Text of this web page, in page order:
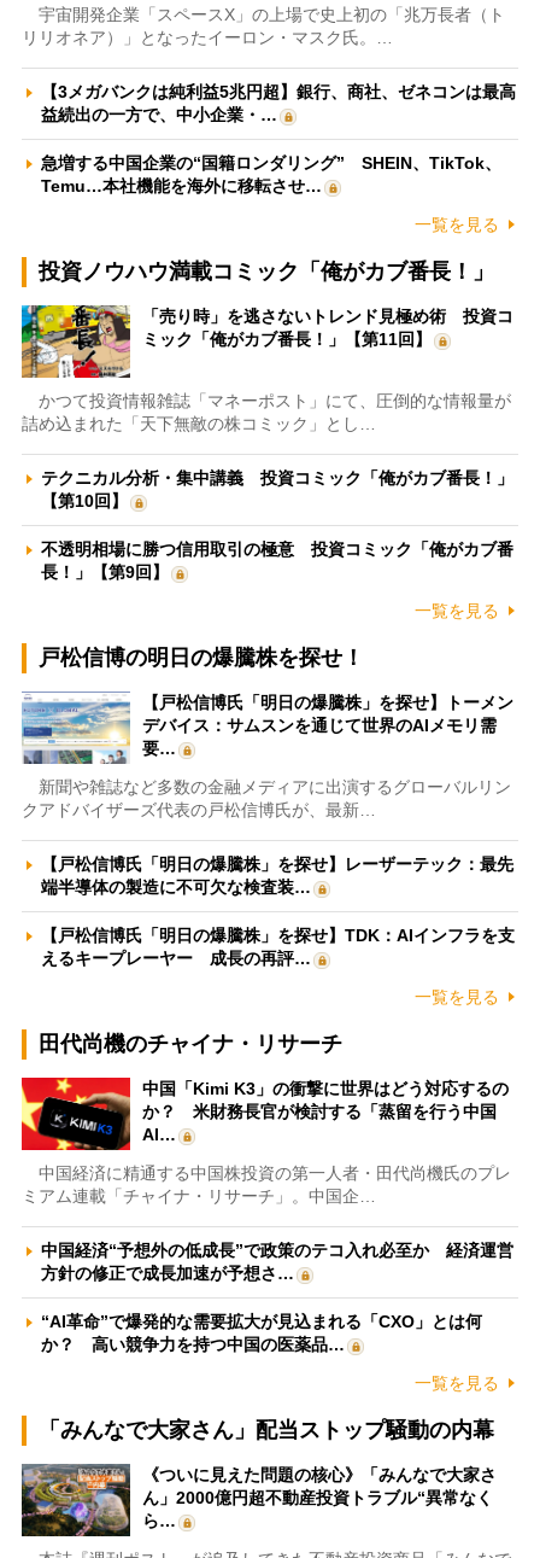
宇宙開発企業「スペースX」の上場で史上初の「兆万長者（ト
リリオネア）」となったイーロン・マスク氏。…
【3メガバンクは純利益5兆円超】銀行、商社、ゼネコンは最高
益続出の一方で、中小企業・…
急増する中国企業の“国籍ロンダリング” SHEIN、TikTok、
Temu…本社機能を海外に移転させ…
一覧を見る
投資ノウハウ満載コミック「俺がカブ番長！」
「売り時」を逃さないトレンド見極め術 投資コ
ミック「俺がカブ番長！」【第11回】
かつて投資情報雑誌「マネーポスト」にて、圧倒的な情報量が
詰め込まれた「天下無敵の株コミック」とし…
テクニカル分析・集中講義 投資コミック「俺がカブ番長！」
【第10回】
不透明相場に勝つ信用取引の極意 投資コミック「俺がカブ番
長！」【第9回】
一覧を見る
戸松信博の明日の爆騰株を探せ！
【戸松信博氏「明日の爆騰株」を探せ】トーメン
デバイス：サムスンを通じて世界のAIメモリ需
要…
新聞や雑誌など多数の金融メディアに出演するグローバルリン
クアドバイザーズ代表の戸松信博氏が、最新…
【戸松信博氏「明日の爆騰株」を探せ】レーザーテック：最先
端半導体の製造に不可欠な検査装…
【戸松信博氏「明日の爆騰株」を探せ】TDK：AIインフラを支
えるキープレーヤー 成長の再評…
一覧を見る
田代尚機のチャイナ・リサーチ
中国「Kimi K3」の衝撃に世界はどう対応するの
か？ 米財務長官が検討する「蒸留を行う中国
AI…
中国経済に精通する中国株投資の第一人者・田代尚機氏のプレ
ミアム連載「チャイナ・リサーチ」。中国企…
中国経済“予想外の低成長”で政策のテコ入れ必至か 経済運営
方針の修正で成長加速が予想さ…
“AI革命”で爆発的な需要拡大が見込まれる「CXO」とは何
か？ 高い競争力を持つ中国の医薬品…
一覧を見る
「みんなで大家さん」配当ストップ騒動の内幕
《ついに見えた問題の核心》「みんなで大家さ
ん」2000億円超不動産投資トラブル“異常なく
ら…